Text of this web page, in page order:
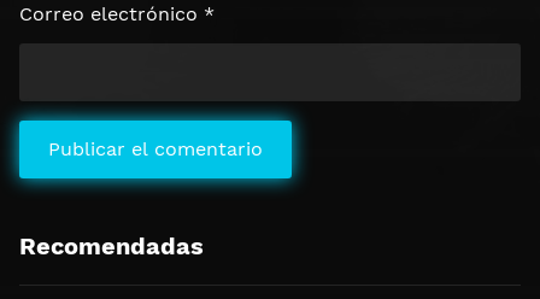
Correo electrónico *
Recomendadas